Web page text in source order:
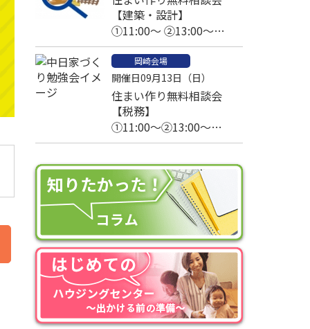
【建築・設計】
①11:00～ ②13:00～
③14:00～④15:00～
岡崎会場
開催日09月13日（日）
住まい作り無料相談会
【税務】
①11:00～②13:00～
③14:00～④15:00～